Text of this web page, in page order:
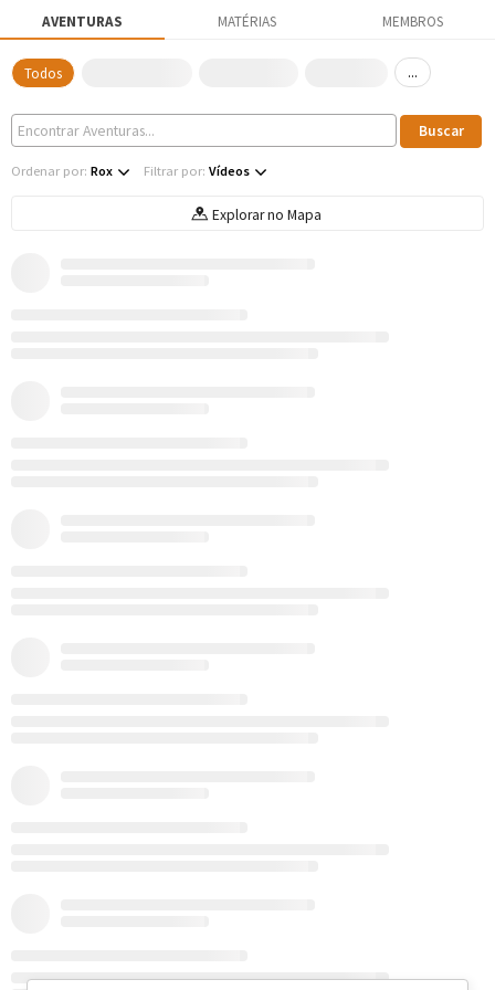
AVENTURAS MATÉRIAS MEMBROS
Todos ...
Ordenar por: Rox Filtrar por: Vídeos
Explorar no Mapa